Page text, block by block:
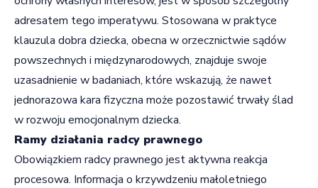
adresatem tego imperatywu. Stosowana w praktyce
klauzula dobra dziecka, obecna w orzecznictwie sądów
powszechnych i międzynarodowych, znajduje swoje
uzasadnienie w badaniach, które wskazują, że nawet
jednorazowa kara fizyczna może pozostawić trwały ślad
w rozwoju emocjonalnym dziecka.
Ramy działania radcy prawnego
Obowiązkiem radcy prawnego jest aktywna reakcja
procesowa. Informacja o krzywdzeniu małoletniego